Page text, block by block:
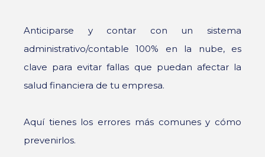
Anticiparse y contar con un sistema
administrativo/contable 100% en la nube, es
clave para evitar fallas que puedan afectar la
salud financiera de tu empresa.
Aquí tienes los errores más comunes y cómo
prevenirlos.